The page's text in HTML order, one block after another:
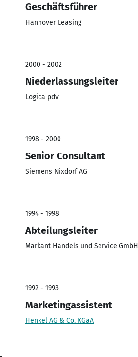
Geschäftsführer
Hannover Leasing
2000 - 2002
Niederlassungsleiter
Logica pdv
1998 - 2000
Senior Consultant
Siemens Nixdorf AG
1994 - 1998
Abteilungsleiter
Markant Handels und Service GmbH
1992 - 1993
Marketingassistent
Henkel AG & Co. KGaA